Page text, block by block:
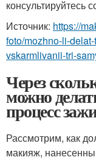
консультируйтесь
Источник: https://
foto/mozhno-li-
vskarmlivanii-tri-
Через
можно
процесс
Рассмотрим, как
макияж,